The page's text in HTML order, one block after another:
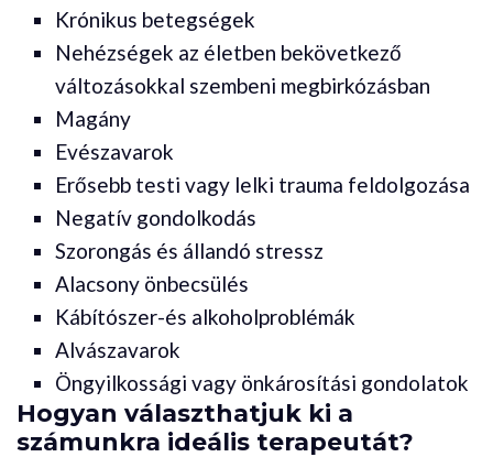
Krónikus betegségek
Nehézségek az életben bekövetkező
változásokkal szembeni megbirkózásban
Magány
Evészavarok
Erősebb testi vagy lelki trauma feldolgozása
Negatív gondolkodás
Szorongás és állandó stressz
Alacsony önbecsülés
Kábítószer-és alkoholproblémák
Alvászavarok
Öngyilkossági vagy önkárosítási gondolatok
Hogyan választhatjuk ki a
számunkra ideális terapeutát?